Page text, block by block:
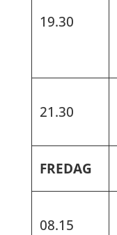
19.30
21.30
FREDAG
08.15